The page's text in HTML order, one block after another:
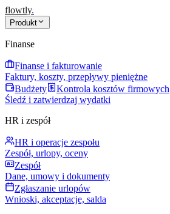
flowtly.
Produkt
Finanse
Finanse i fakturowanie
Faktury, koszty, przepływy pieniężne
Budżety
Kontrola kosztów firmowych
Śledź i zatwierdzaj wydatki
HR i zespół
HR i operacje zespołu
Zespół, urlopy, oceny
Zespół
Dane, umowy i dokumenty
Zgłaszanie urlopów
Wnioski, akceptacje, salda